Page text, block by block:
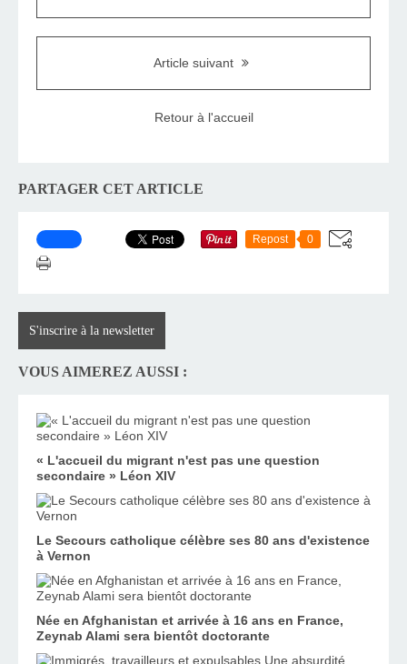
Article suivant
Retour à l'accueil
PARTAGER CET ARTICLE
Repost 0
S'inscrire à la newsletter
VOUS AIMEREZ AUSSI :
« L'accueil du migrant n'est pas une question
secondaire » Léon XIV
Le Secours catholique célèbre ses 80 ans d'existence
à Vernon
Née en Afghanistan et arrivée à 16 ans en France,
Zeynab Alami sera bientôt doctorante